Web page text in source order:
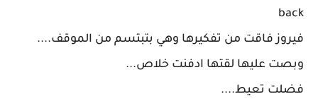
back
فيروز فاقت من تفكيرها وهي بتبتسم من الموقف....
وبصت عليها لقتها ادفنت خلاص...
فضلت تعيط....